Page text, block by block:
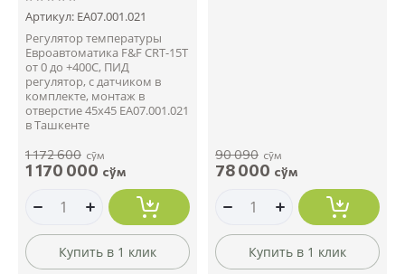
Артикул: EA07.001.021
Регулятор температуры
Евроавтоматика F&F CRT-15T
от 0 до +400С, ПИД
регулятор, с датчиком в
комплекте, монтаж в
отверстие 45x45 EA07.001.021
в Ташкенте
1 172 600 сўм
1 170 000 сўм
Купить в 1 клик
90 090 сўм
78 000 сўм
Купить в 1 клик